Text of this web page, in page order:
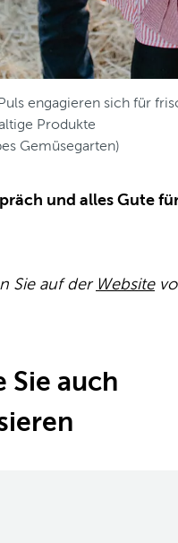
engagieren sich für
Produkte
Gemüsegarten)
und alles Gute
Sie auf der Website
Sie auch